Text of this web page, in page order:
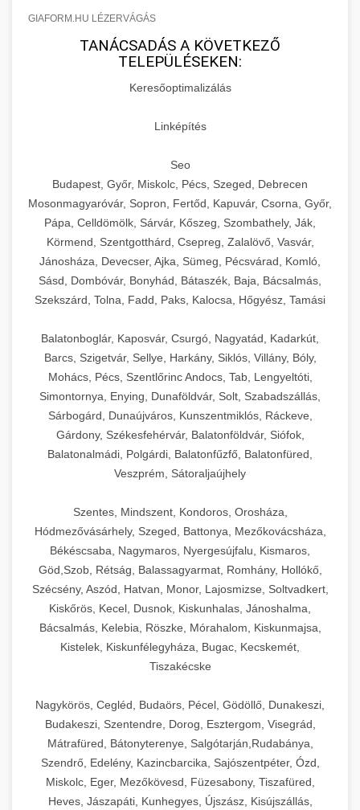
GIAFORM.HU LÉZERVÁGÁS
TANÁCSADÁS A KÖVETKEZŐ
TELEPÜLÉSEKEN:
Keresőoptimalizálás
Linképítés
Seo
Budapest, Győr, Miskolc, Pécs, Szeged, Debrecen
Mosonmagyaróvár, Sopron, Fertőd, Kapuvár, Csorna, Győr,
Pápa, Celldömölk, Sárvár, Kőszeg, Szombathely, Ják,
Körmend, Szentgotthárd, Csepreg, Zalalövő, Vasvár,
Jánosháza, Devecser, Ajka, Sümeg, Pécsvárad, Komló,
Sásd, Dombóvár, Bonyhád, Bátaszék, Baja, Bácsalmás,
Szekszárd, Tolna, Fadd, Paks, Kalocsa, Hőgyész, Tamási
Balatonboglár, Kaposvár, Csurgó, Nagyatád, Kadarkút,
Barcs, Szigetvár, Sellye, Harkány, Siklós, Villány, Bóly,
Mohács, Pécs, Szentlőrinc Andocs, Tab, Lengyeltóti,
Simontornya, Enying, Dunaföldvár, Solt, Szabadszállás,
Sárbogárd, Dunaújváros, Kunszentmiklós, Ráckeve,
Gárdony, Székesfehérvár, Balatonföldvár, Siófok,
Balatonalmádi, Polgárdi, Balatonfűzfő, Balatonfüred,
Veszprém, Sátoraljaújhely
Szentes, Mindszent, Kondoros, Orosháza,
Hódmezővásárhely, Szeged, Battonya, Mezőkovácsháza,
Békéscsaba, Nagymaros, Nyergesújfalu, Kismaros,
Göd,Szob, Rétság, Balassagyarmat, Romhány, Hollókő,
Szécsény, Aszód, Hatvan, Monor, Lajosmizse, Soltvadkert,
Kiskőrös, Kecel, Dusnok, Kiskunhalas, Jánoshalma,
Bácsalmás, Kelebia, Röszke, Mórahalom, Kiskunmajsa,
Kistelek, Kiskunfélegyháza, Bugac, Kecskemét,
Tiszakécske
Nagykörös, Cegléd, Budaörs, Pécel, Gödöllő, Dunakeszi,
Budakeszi, Szentendre, Dorog, Esztergom, Visegrád,
Mátrafüred, Bátonyterenye, Salgótarján,Rudabánya,
Szendrő, Edelény, Kazincbarcika, Sajószentpéter, Ózd,
Miskolc, Eger, Mezőkövesd, Füzesabony, Tiszafüred,
Heves, Jászapáti, Kunhegyes, Újszász, Kisújszállás,